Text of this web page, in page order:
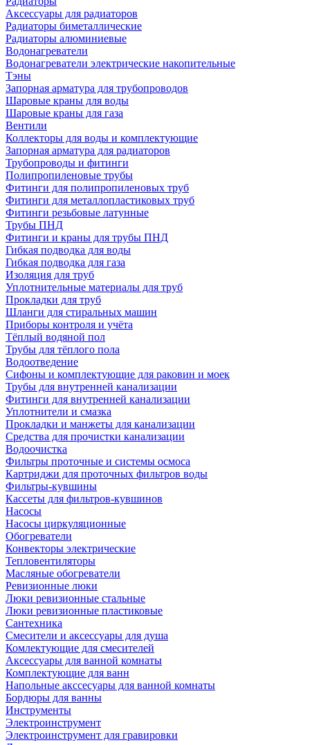
Аксессуары для радиаторов
Радиаторы биметаллические
Радиаторы алюминиевые
Водонагреватели
Водонагреватели электрические накопительные
Тэны
Запорная арматура для трубопроводов
Шаровые краны для воды
Шаровые краны для газа
Вентили
Коллекторы для воды и комплектующие
Запорная арматура для радиаторов
Трубопроводы и фитинги
Полипропиленовые трубы
Фитинги для полипропиленовых труб
Фитинги для металлопластиковых труб
Фитинги резьбовые латунные
Трубы ПНД
Фитинги и краны для трубы ПНД
Гибкая подводка для воды
Гибкая подводка для газа
Изоляция для труб
Уплотнительные материалы для труб
Прокладки для труб
Шланги для стиральных машин
Приборы контроля и учёта
Тёплый водяной пол
Трубы для тёплого пола
Водоотведение
Сифоны и комплектующие для раковин и моек
Трубы для внутренней канализации
Фитинги для внутренней канализации
Уплотнители и смазка
Прокладки и манжеты для канализации
Средства для прочистки канализации
Водоочистка
Фильтры проточные и системы осмоса
Картриджи для проточных фильтров воды
Фильтры-кувшины
Кассеты для фильтров-кувшинов
Насосы
Насосы циркуляционные
Обогреватели
Конвекторы электрические
Тепловентиляторы
Масляные обогреватели
Ревизионные люки
Люки ревизионные стальные
Люки ревизионные пластиковые
Сантехника
Смесители и аксессуары для душа
Комлектующие для смесителей
Аксессуары для ванной комнаты
Комплектующие для ванн
Напольные акссесуары для ванной комнаты
Бордюры для ванны
Инструменты
Электроинструмент
Электроинструмент для гравировки